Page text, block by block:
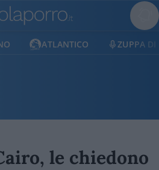
ATLANTICO ZUPPA DI
le chiedono